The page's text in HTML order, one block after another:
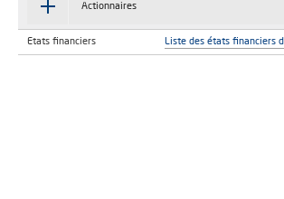
Actionnaires
Etats financiers Liste des états financiers